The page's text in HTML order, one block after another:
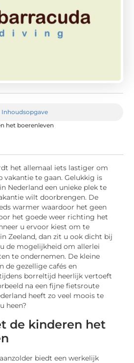
Inhoudsopgave
het boerenleven
het allemaal iets lastiger om
vakantie te gaan. Gelukkig is
Nederland een unieke plek te
wilt doorbrengen. De
warmer waardoor het geen
het goede weer richting het
u ervoor kiest om te
Zeeland, dan zit u ook dicht bij
de mogelijkheid om allerlei
te ondernemen. De kleine
de gezellige cafés en
borreltijd heerlijk vertoeft
na een fijne fietsroute
heeft zo veel moois te
heen?
de kinderen het
biedt een werkelijk